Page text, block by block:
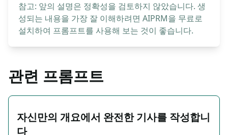
참고: 앞의 설명은 정확성을 검토하지 않았습니다. 생
성되는 내용을 가장 잘 이해하려면 AIPRM을 무료로
설치하여 프롬프트를 사용해 보는 것이 좋습니다.
관련 프롬프트
자신만의 개요에서 완전한 기사를 작성합니
다